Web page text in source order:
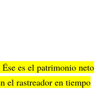
Ése es el patrimonio neto
el rastreador en tiempo